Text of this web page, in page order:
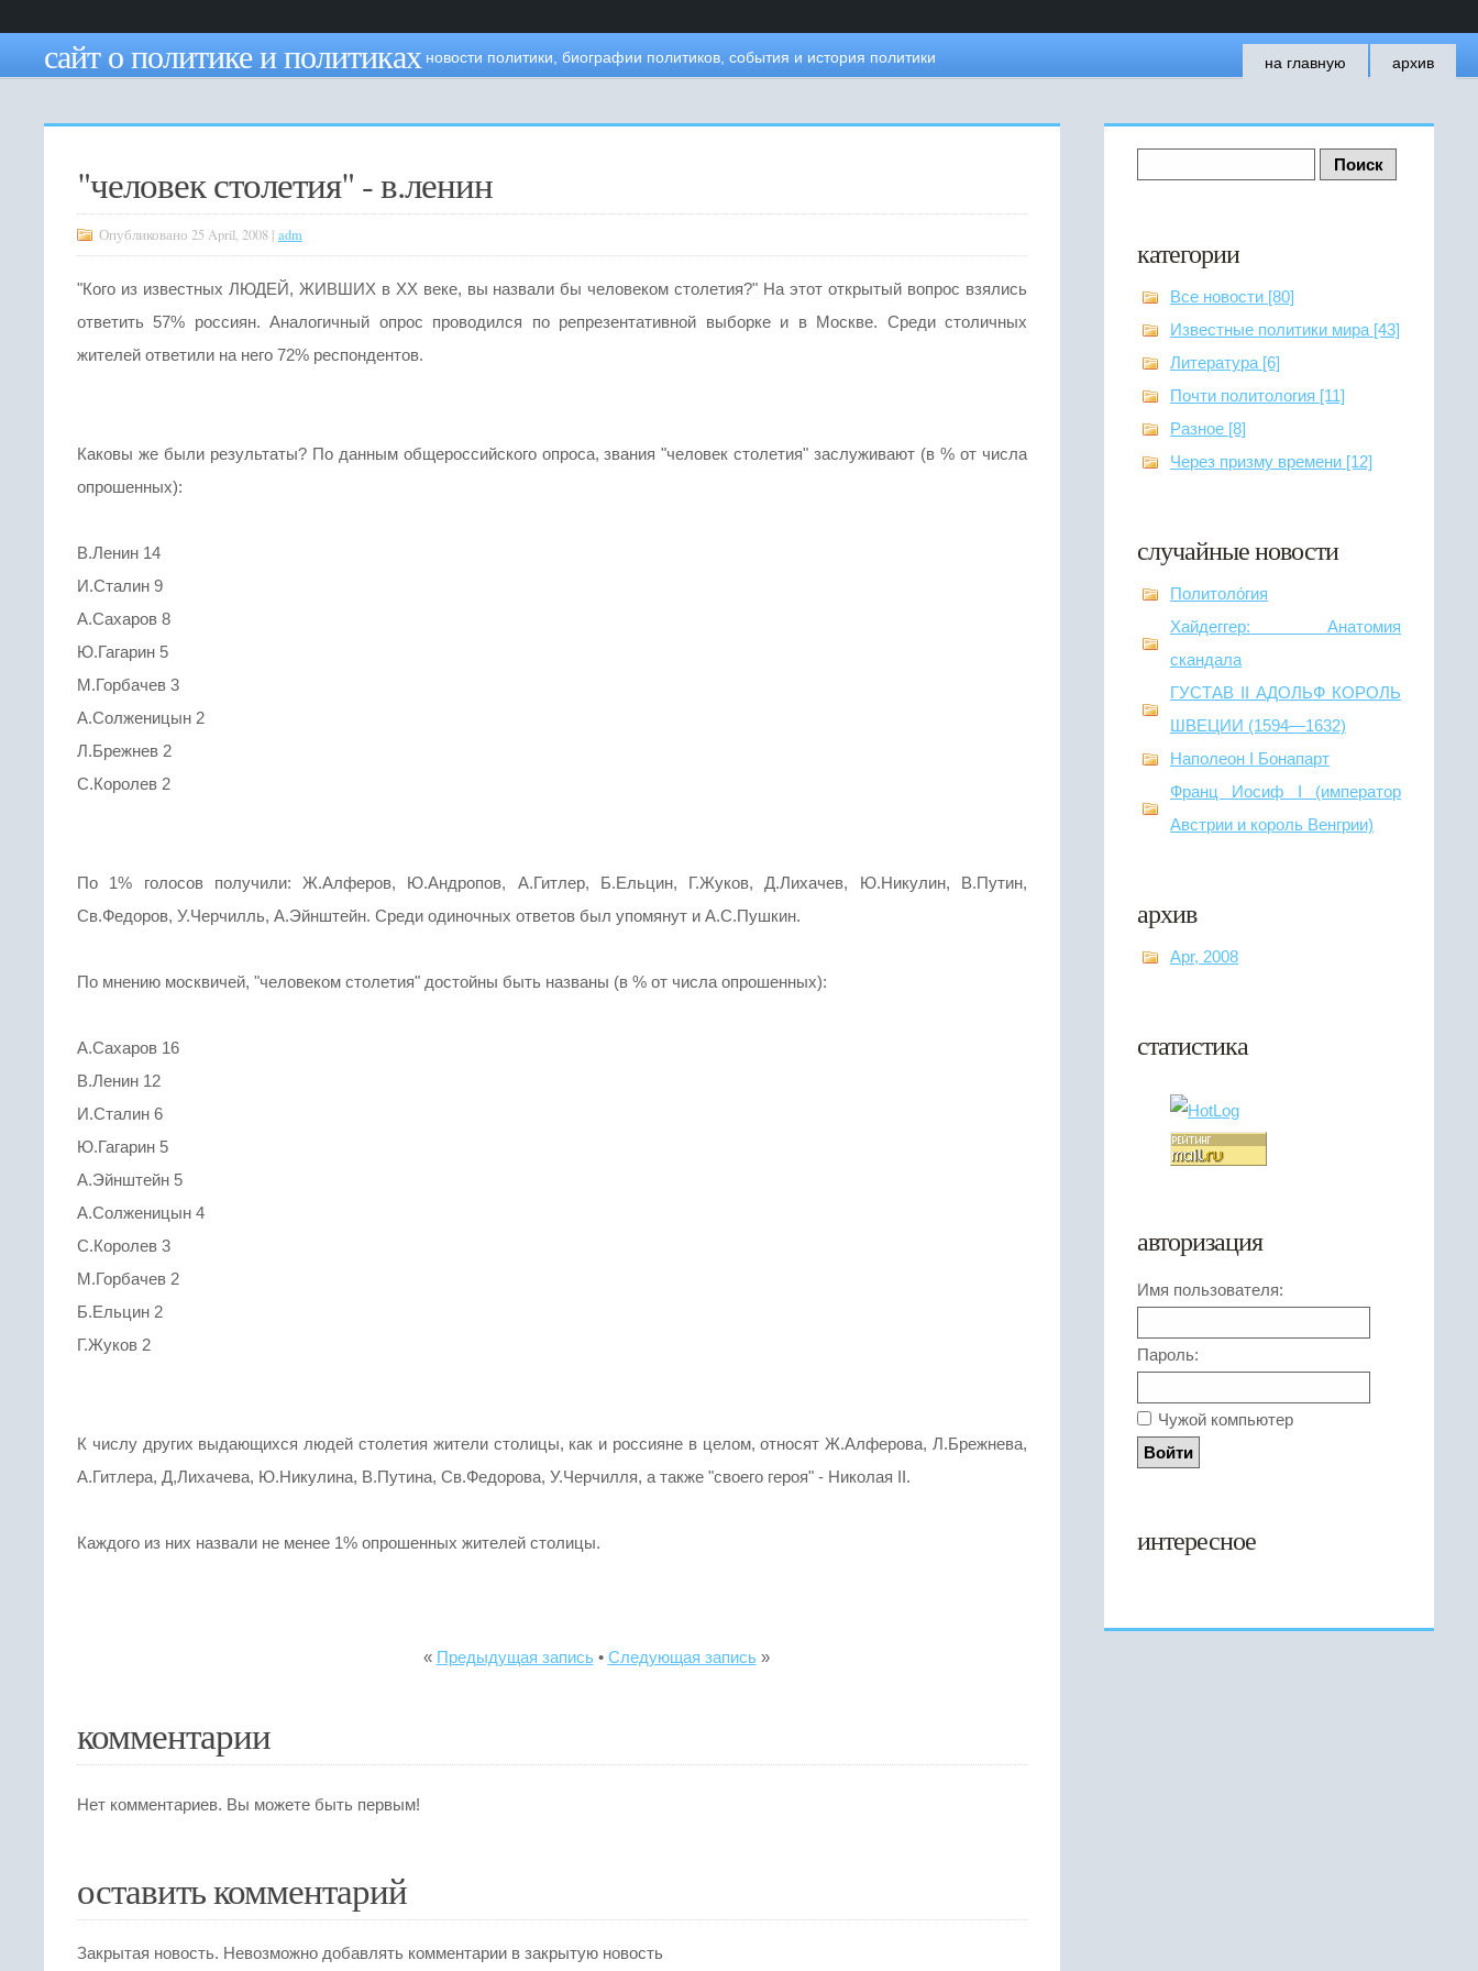
сайт о политике и политиках новости политики, биографии политиков, события и история политики на главную архив
категории
Все новости [80]
Известные политики мира [43]
Литература [6]
Почти политология [11]
Разное [8]
Через призму времени [12]
случайные новости
Политоло́гия
Хайдеггер: Анатомия
скандала
ГУСТАВ II АДОЛЬФ КОРОЛЬ
ШВЕЦИИ (1594—1632)
Наполеон I Бонапарт
Франц Иосиф I (император
Австрии и король Венгрии)
архив
Apr, 2008
статистика
авторизация
Имя пользователя:
Пароль:
Чужой компьютер
интересное
"человек столетия" - в.ленин
Опубликовано 25 April, 2008 | adm
"Кого из известных ЛЮДЕЙ, ЖИВШИХ в ХХ веке, вы назвали бы человеком столетия?" На этот открытый вопрос взялись
ответить 57% россиян. Аналогичный опрос проводился по репрезентативной выборке и в Москве. Среди столичных
жителей ответили на него 72% респондентов.
Каковы же были результаты? По данным общероссийского опроса, звания "человек столетия" заслуживают (в % от числа
опрошенных):
В.Ленин 14
И.Сталин 9
А.Сахаров 8
Ю.Гагарин 5
М.Горбачев 3
А.Солженицын 2
Л.Брежнев 2
С.Королев 2
По 1% голосов получили: Ж.Алферов, Ю.Андропов, А.Гитлер, Б.Ельцин, Г.Жуков, Д.Лихачев, Ю.Никулин, В.Путин,
Св.Федоров, У.Черчилль, А.Эйнштейн. Среди одиночных ответов был упомянут и А.С.Пушкин.
По мнению москвичей, "человеком столетия" достойны быть названы (в % от числа опрошенных):
А.Сахаров 16
В.Ленин 12
И.Сталин 6
Ю.Гагарин 5
А.Эйнштейн 5
А.Солженицын 4
С.Королев 3
М.Горбачев 2
Б.Ельцин 2
Г.Жуков 2
К числу других выдающихся людей столетия жители столицы, как и россияне в целом, относят Ж.Алферова, Л.Брежнева,
А.Гитлера, Д,Лихачева, Ю.Никулина, В.Путина, Св.Федорова, У.Черчилля, а также "своего героя" - Николая II.
Каждого из них назвали не менее 1% опрошенных жителей столицы.
« Предыдущая запись• Следующая запись»
комментарии
Нет комментариев. Вы можете быть первым!
оставить комментарий
Закрытая новость. Невозможно добавлять комментарии в закрытую новость